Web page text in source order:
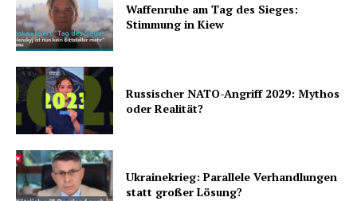
Waffenruhe am Tag des Sieges:
Stimmung in Kiew
Russischer NATO-Angriff 2029: Mythos
oder Realität?
Ukrainekrieg: Parallele Verhandlungen
statt großer Lösung?